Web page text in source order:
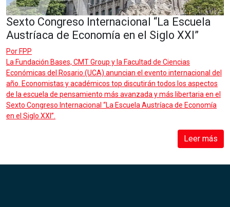
Sexto Congreso Internacional “La Escuela
Austríaca de Economía en el Siglo XXI”
Por FPP
La Fundación Bases, CMT Group y la Facultad de Ciencias
Económicas del Rosario (UCA) anuncian el evento internacional del
año. Economistas y académicos top discutirán todos los aspectos
de la escuela de pensamiento más avanzada y más libertaria en el
Sexto Congreso Internacional “La Escuela Austríaca de Economía
en el Siglo XXI”.
Leer más